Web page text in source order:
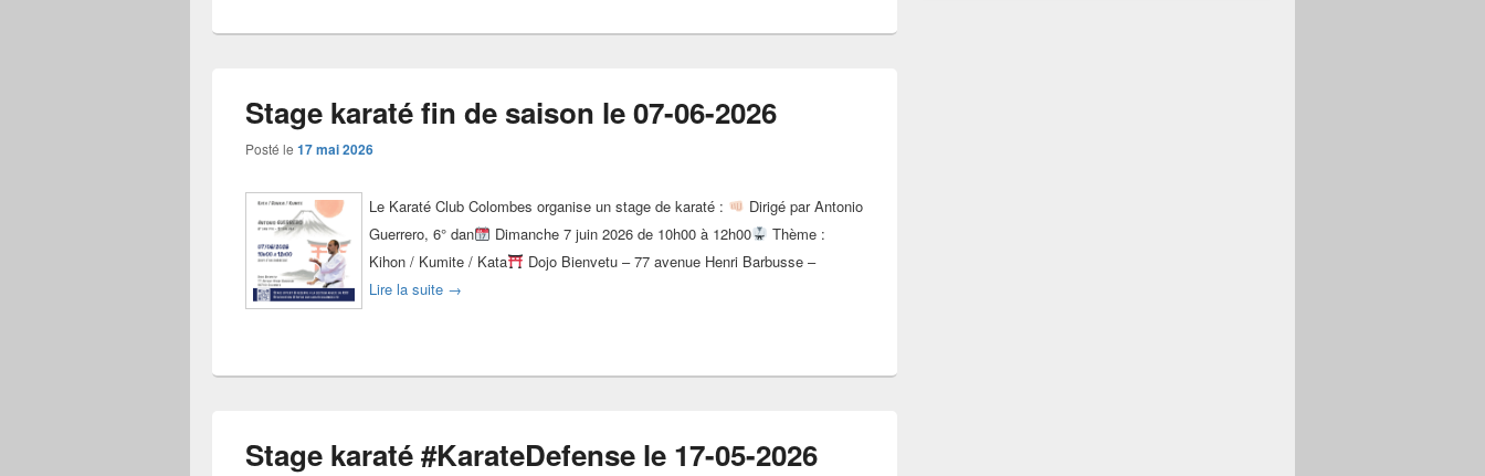
Stage karaté fin de saison le 07-06-2026
Posté le 17 mai 2026
Le Karaté Club Colombes organise un stage de karaté :
Dirigé par Antonio
Guerrero, 6° dan
Dimanche 7 juin 2026 de 10h00 à 12h00
Thème :
Kihon / Kumite / Kata
Dojo Bienvetu – 77 avenue Henri Barbusse –
Lire la suite Stage karaté fin de saison le 07-06-2026
→
Stage karaté #KarateDefense le 17-05-2026